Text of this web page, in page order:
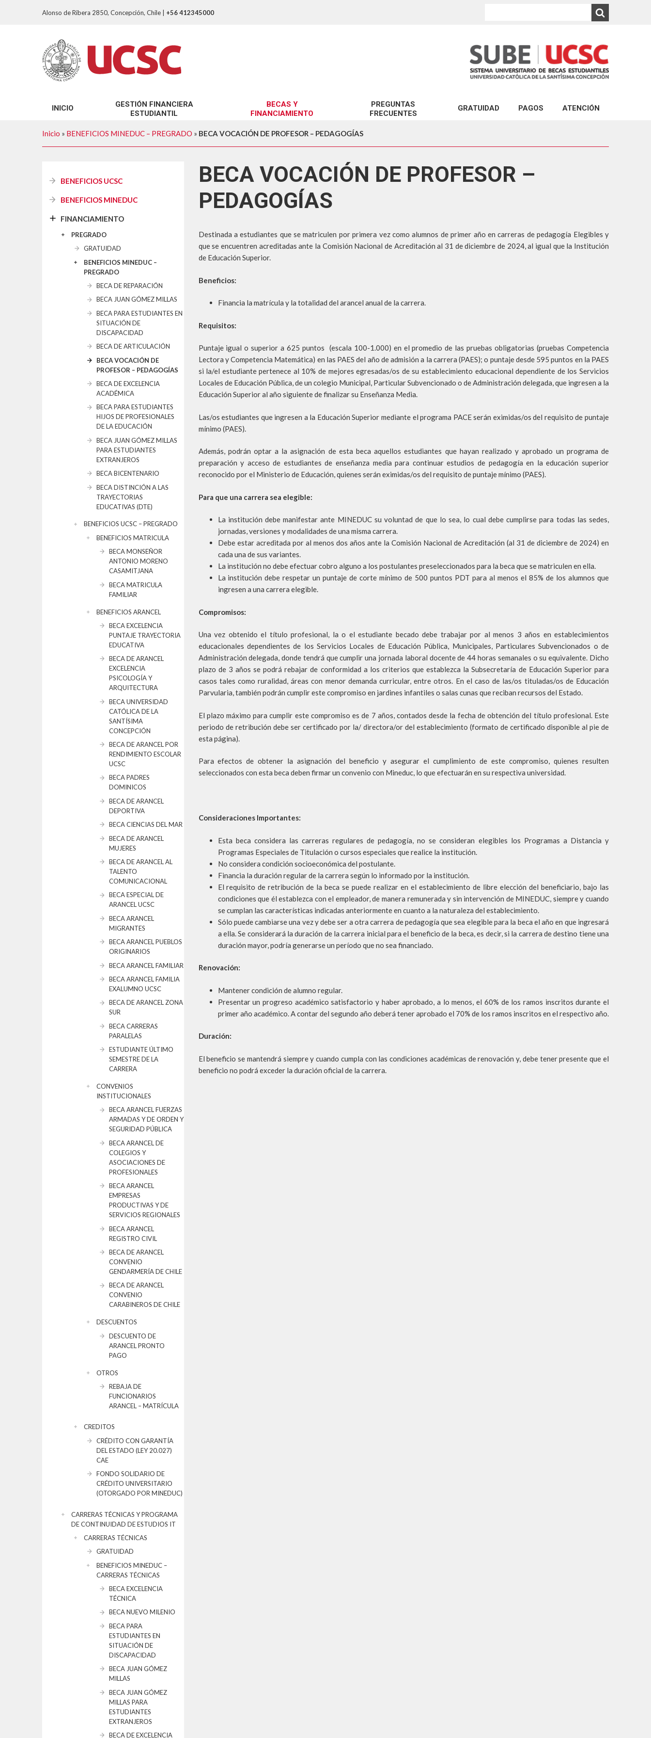
Alonso de Ribera 2850, Concepción, Chile | +56 412345000
INICIO
GESTIÓN FINANCIERA
ESTUDIANTIL
SOBRE NOSOTROS
TRÁMITES GFE
BECAS Y
FINANCIAMIENTO
BENEFICIOS UCSC
BENEFICIOS MINEDUC
FINANCIAMIENTO
PREGUNTAS
FRECUENTES
SOBRE GRATUIDAD
SOBRE BECAS Y CRÉDITOS
SOBRE ARANCELES
SOBRE TRÁMITES GESTIÓN FINANCIERA ESTUDIANTIL
GRATUIDAD PAGOS
ABONOS AL ARANCEL DE CARRERAS DE
ATENCIÓN
CONSULTA VIA PORTAL
Inicio » BENEFICIOS MINEDUC – PREGRADO » BECA VOCACIÓN DE PROFESOR – PEDAGOGÍAS
BECA VOCACIÓN DE PROFESOR –
PEDAGOGÍAS
Destinada a estudiantes que se matriculen por primera vez como alumnos de primer año en carreras de pedagogía Elegibles y
que se encuentren acreditadas ante la Comisión Nacional de Acreditación al 31 de diciembre de 2024, al igual que la Institución
de Educación Superior.
Beneficios:
Financia la matrícula y la totalidad del arancel anual de la carrera.
Requisitos:
Puntaje igual o superior a 625 puntos (escala 100-1.000) en el promedio de las pruebas obligatorias (pruebas Competencia
Lectora y Competencia Matemática) en las PAES del año de admisión a la carrera (PAES); o puntaje desde 595 puntos en la PAES
si la/el estudiante pertenece al 10% de mejores egresadas/os de su establecimiento educacional dependiente de los Servicios
Locales de Educación Pública, de un colegio Municipal, Particular Subvencionado o de Administración delegada, que ingresen a la
Educación Superior al año siguiente de finalizar su Enseñanza Media.
Las/os estudiantes que ingresen a la Educación Superior mediante el programa PACE serán eximidas/os del requisito de puntaje
mínimo (PAES).
Además, podrán optar a la asignación de esta beca aquellos estudiantes que hayan realizado y aprobado un programa de
preparación y acceso de estudiantes de enseñanza media para continuar estudios de pedagogía en la educación superior
reconocido por el Ministerio de Educación, quienes serán eximidas/os del requisito de puntaje mínimo (PAES).
Para que una carrera sea elegible:
La institución debe manifestar ante MINEDUC su voluntad de que lo sea, lo cual debe cumplirse para todas las sedes,
jornadas, versiones y modalidades de una misma carrera.
Debe estar acreditada por al menos dos años ante la Comisión Nacional de Acreditación (al 31 de diciembre de 2024) en
cada una de sus variantes.
La institución no debe efectuar cobro alguno a los postulantes preseleccionados para la beca que se matriculen en ella.
La institución debe respetar un puntaje de corte mínimo de 500 puntos PDT para al menos el 85% de los alumnos que
ingresen a una carrera elegible.
Compromisos:
Una vez obtenido el título profesional, la o el estudiante becado debe trabajar por al menos 3 años en establecimientos
educacionales dependientes de los Servicios Locales de Educación Pública, Municipales, Particulares Subvencionados o de
Administración delegada, donde tendrá que cumplir una jornada laboral docente de 44 horas semanales o su equivalente. Dicho
plazo de 3 años se podrá rebajar de conformidad a los criterios que establezca la Subsecretaría de Educación Superior para
casos tales como ruralidad, áreas con menor demanda curricular, entre otros. En el caso de las/os tituladas/os de Educación
Parvularia, también podrán cumplir este compromiso en jardines infantiles o salas cunas que reciban recursos del Estado.
El plazo máximo para cumplir este compromiso es de 7 años, contados desde la fecha de obtención del título profesional. Este
periodo de retribución debe ser certificado por la/ directora/or del establecimiento (formato de certificado disponible al pie de
esta página).
Para efectos de obtener la asignación del beneficio y asegurar el cumplimiento de este compromiso, quienes resulten
seleccionados con esta beca deben firmar un convenio con Mineduc, lo que efectuarán en su respectiva universidad.
Consideraciones Importantes:
Esta beca considera las carreras regulares de pedagogía, no se consideran elegibles los Programas a Distancia y
Programas Especiales de Titulación o cursos especiales que realice la institución.
No considera condición socioeconómica del postulante.
Financia la duración regular de la carrera según lo informado por la institución.
El requisito de retribución de la beca se puede realizar en el establecimiento de libre elección del beneficiario, bajo las
condiciones que él establezca con el empleador, de manera remunerada y sin intervención de MINEDUC, siempre y cuando
se cumplan las características indicadas anteriormente en cuanto a la naturaleza del establecimiento.
Sólo puede cambiarse una vez y debe ser a otra carrera de pedagogía que sea elegible para la beca el año en que ingresará
a ella. Se considerará la duración de la carrera inicial para el beneficio de la beca, es decir, si la carrera de destino tiene una
duración mayor, podría generarse un período que no sea financiado.
Renovación:
Mantener condición de alumno regular.
Presentar un progreso académico satisfactorio y haber aprobado, a lo menos, el 60% de los ramos inscritos durante el
primer año académico. A contar del segundo año deberá tener aprobado el 70% de los ramos inscritos en el respectivo año.
Duración:
El beneficio se mantendrá siempre y cuando cumpla con las condiciones académicas de renovación y, debe tener presente que el
beneficio no podrá exceder la duración oficial de la carrera.
BENEFICIOS UCSC
BENEFICIOS MINEDUC
FINANCIAMIENTO
PREGRADO
GRATUIDAD
BENEFICIOS MINEDUC –
PREGRADO
BECA DE REPARACIÓN
BECA JUAN GÓMEZ MILLAS
BECA PARA ESTUDIANTES EN
SITUACIÓN DE
DISCAPACIDAD
BECA DE ARTICULACIÓN
BECA VOCACIÓN DE
PROFESOR – PEDAGOGÍAS
BECA DE EXCELENCIA
ACADÉMICA
BECA PARA ESTUDIANTES
HIJOS DE PROFESIONALES
DE LA EDUCACIÓN
BECA JUAN GÓMEZ MILLAS
PARA ESTUDIANTES
EXTRANJEROS
BECA BICENTENARIO
BECA DISTINCIÓN A LAS
TRAYECTORIAS
EDUCATIVAS (DTE)
BENEFICIOS UCSC – PREGRADO
BENEFICIOS MATRICULA
BECA MONSEÑOR
ANTONIO MORENO
CASAMITJANA
BECA MATRICULA
FAMILIAR
BENEFICIOS ARANCEL
BECA EXCELENCIA
PUNTAJE TRAYECTORIA
EDUCATIVA
BECA DE ARANCEL
EXCELENCIA
PSICOLOGÍA Y
ARQUITECTURA
BECA UNIVERSIDAD
CATÓLICA DE LA
SANTÍSIMA
CONCEPCIÓN
BECA DE ARANCEL POR
RENDIMIENTO ESCOLAR
UCSC
BECA PADRES
DOMINICOS
BECA DE ARANCEL
DEPORTIVA
BECA CIENCIAS DEL MAR
BECA DE ARANCEL
MUJERES
BECA DE ARANCEL AL
TALENTO
COMUNICACIONAL
BECA ESPECIAL DE
ARANCEL UCSC
BECA ARANCEL
MIGRANTES
BECA ARANCEL PUEBLOS
ORIGINARIOS
BECA ARANCEL FAMILIAR
BECA ARANCEL FAMILIA
EXALUMNO UCSC
BECA DE ARANCEL ZONA
SUR
BECA CARRERAS
PARALELAS
ESTUDIANTE ÚLTIMO
SEMESTRE DE LA
CARRERA
CONVENIOS
INSTITUCIONALES
BECA ARANCEL FUERZAS
ARMADAS Y DE ORDEN Y
SEGURIDAD PÚBLICA
BECA ARANCEL DE
COLEGIOS Y
ASOCIACIONES DE
PROFESIONALES
BECA ARANCEL
EMPRESAS
PRODUCTIVAS Y DE
SERVICIOS REGIONALES
BECA ARANCEL
REGISTRO CIVIL
BECA DE ARANCEL
CONVENIO
GENDARMERÍA DE CHILE
BECA DE ARANCEL
CONVENIO
CARABINEROS DE CHILE
DESCUENTOS
DESCUENTO DE
ARANCEL PRONTO
PAGO
OTROS
REBAJA DE
FUNCIONARIOS
ARANCEL – MATRÍCULA
CREDITOS
CRÉDITO CON GARANTÍA
DEL ESTADO (LEY 20.027)
CAE
FONDO SOLIDARIO DE
CRÉDITO UNIVERSITARIO
(OTORGADO POR MINEDUC)
CARRERAS TÉCNICAS Y PROGRAMA
DE CONTINUIDAD DE ESTUDIOS IT
CARRERAS TÉCNICAS
GRATUIDAD
BENEFICIOS MINEDUC –
CARRERAS TÉCNICAS
BECA EXCELENCIA
TÉCNICA
BECA NUEVO MILENIO
BECA PARA
ESTUDIANTES EN
SITUACIÓN DE
DISCAPACIDAD
BECA JUAN GÓMEZ
MILLAS
BECA JUAN GÓMEZ
MILLAS PARA
ESTUDIANTES
EXTRANJEROS
BECA DE EXCELENCIA